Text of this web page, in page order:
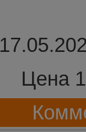
Цена